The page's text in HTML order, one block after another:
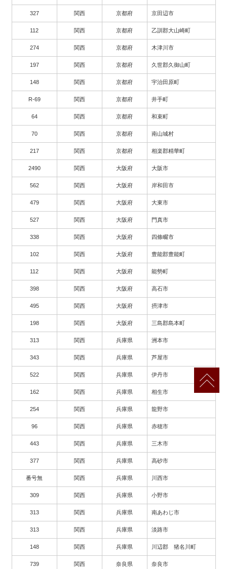
327 関西 京都府 京田辺市
112 関西 京都府 乙訓郡大山崎町
274 関西 京都府 木津川市
197 関西 京都府 久世郡久御山町
148 関西 京都府 宇治田原町
R-69 関西 京都府 井手町
64 関西 京都府 和束町
70 関西 京都府 南山城村
217 関西 京都府 相楽郡精華町
2490 関西 大阪府 大阪市
562 関西 大阪府 岸和田市
479 関西 大阪府 大東市
527 関西 大阪府 門真市
338 関西 大阪府 四條畷市
102 関西 大阪府 豊能郡豊能町
112 関西 大阪府 能勢町
398 関西 大阪府 高石市
495 関西 大阪府 摂津市
198 関西 大阪府 三島郡島本町
313 関西 兵庫県 洲本市
343 関西 兵庫県 芦屋市
522 関西 兵庫県 伊丹市
162 関西 兵庫県 相生市
254 関西 兵庫県 龍野市
96 関西 兵庫県 赤穂市
443 関西 兵庫県 三木市
377 関西 兵庫県 高砂市
番号無 関西 兵庫県 川西市
309 関西 兵庫県 小野市
313 関西 兵庫県 南あわじ市
313 関西 兵庫県 淡路市
148 関西 兵庫県 川辺郡 猪名川町
739 関西 奈良県 奈良市